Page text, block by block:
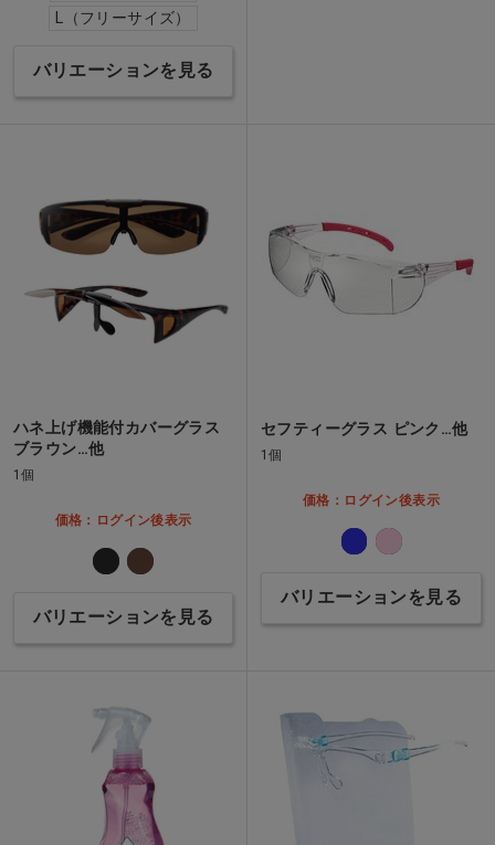
L（フリーサイズ）
バリエーションを見る
ハネ上げ機能付カバーグラス
ブラウン…他
1個
価格：ログイン後表示
バリエーションを見る
セフティーグラス ピンク…他
1個
価格：ログイン後表示
バリエーションを見る